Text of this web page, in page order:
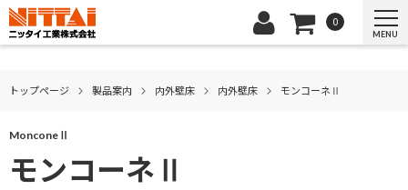
0
MENU
トップページ 製品案内 内外壁床 内外壁床 モンコーネⅡ
MonconeⅡ
モンコーネⅡ